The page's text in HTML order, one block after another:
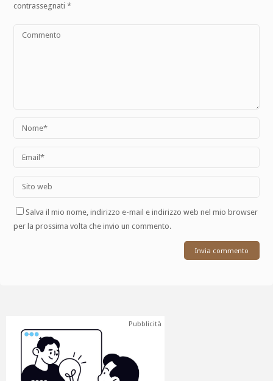
contrassegnati*
Salva il mio nome, indirizzo e-mail e indirizzo web nel mio browser
per la prossima volta che invio un commento.
Pubblicità